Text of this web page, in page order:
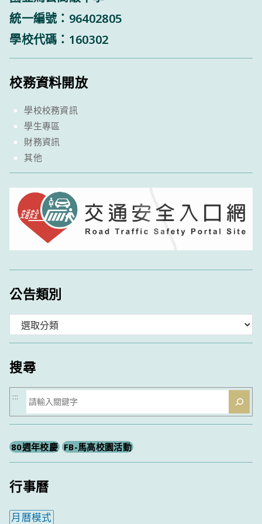
統一編號：96402805
學校代碼：160302
校務資料開放
學校校務資訊
學生專區
財務資訊
其他
公告類別
類
搜尋
搜
尋
:::
80週年校慶 FB-馬高校園活動
行事曆
月曆模式